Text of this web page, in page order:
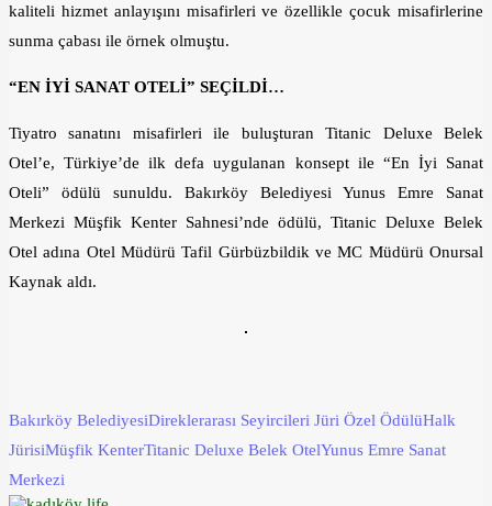
kaliteli hizmet anlayışını misafirleri ve özellikle çocuk misafirlerine
sunma çabası ile örnek olmuştu.
“EN İYİ SANAT OTELİ” SEÇİLDİ…
Tiyatro sanatını misafirleri ile buluşturan Titanic Deluxe Belek
Otel’e, Türkiye’de ilk defa uygulanan konsept ile “En İyi Sanat
Oteli” ödülü sunuldu. Bakırköy Belediyesi Yunus Emre Sanat
Merkezi Müşfik Kenter Sahnesi’nde ödülü, Titanic Deluxe Belek
Otel adına Otel Müdürü Tafil Gürbüzbildik ve MC Müdürü Onursal
Kaynak aldı.
Bakırköy BelediyesiDireklerarası Seyircileri Jüri Özel ÖdülüHalk
JürisiMüşfik KenterTitanic Deluxe Belek OtelYunus Emre Sanat
Merkezi